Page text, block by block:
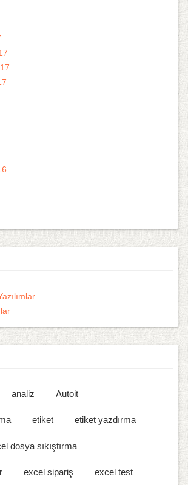
analiz Autoit
etiket etiket yazdırma
dosya sıkıştırma
excel sipariş excel test